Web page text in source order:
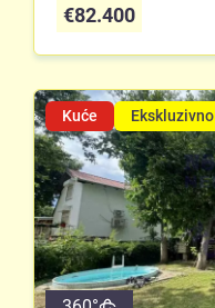
€82.400
Kuće Ekskluzivno